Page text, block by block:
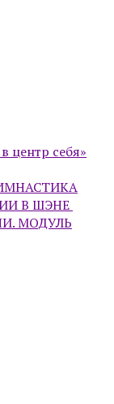
центр себя»
В ШЭНЕ
МОДУЛЬ